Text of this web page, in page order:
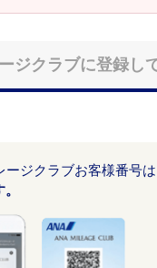
ジクラブに登録し
ージクラブお客様番号は